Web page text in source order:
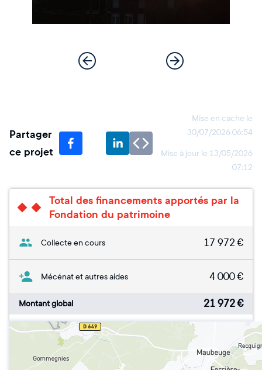
Partager
ce projet
Mise en cache le
30/07/2026 06:54
Mise à jour le 13/05/2026
07:12
Total des financements apportés par la
Fondation du patrimoine
Collecte en cours 17 972 €
Mécénat et autres aides 4 000€
Montant global 21 972€